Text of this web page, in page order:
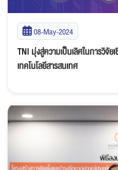
08-May-2024
TNI มุ่งสู่ความเป็นเลิศในการวิจั
เทคโนโลยีสารสนเทศ